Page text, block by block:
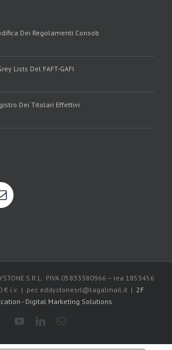
Dei Regolamenti Consob
Lists Del FAFT-GAFI
Dei Titolari Effettivi
S.R.L. PIVA 05833380966 – rea 1853456
€ i.v. | pec eddystonesrl@lagalmail.it | 2F
- Digital Marketing Solutions